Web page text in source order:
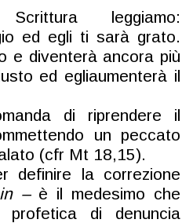
leggiamo:
ed egli ti sarà grato.
e diventerà ancora più
ed egliaumenterà il
di riprendere il
un peccato
(cfr Mt 18,15).
definire la correzione
– è il medesimo che
profetica di denuncia